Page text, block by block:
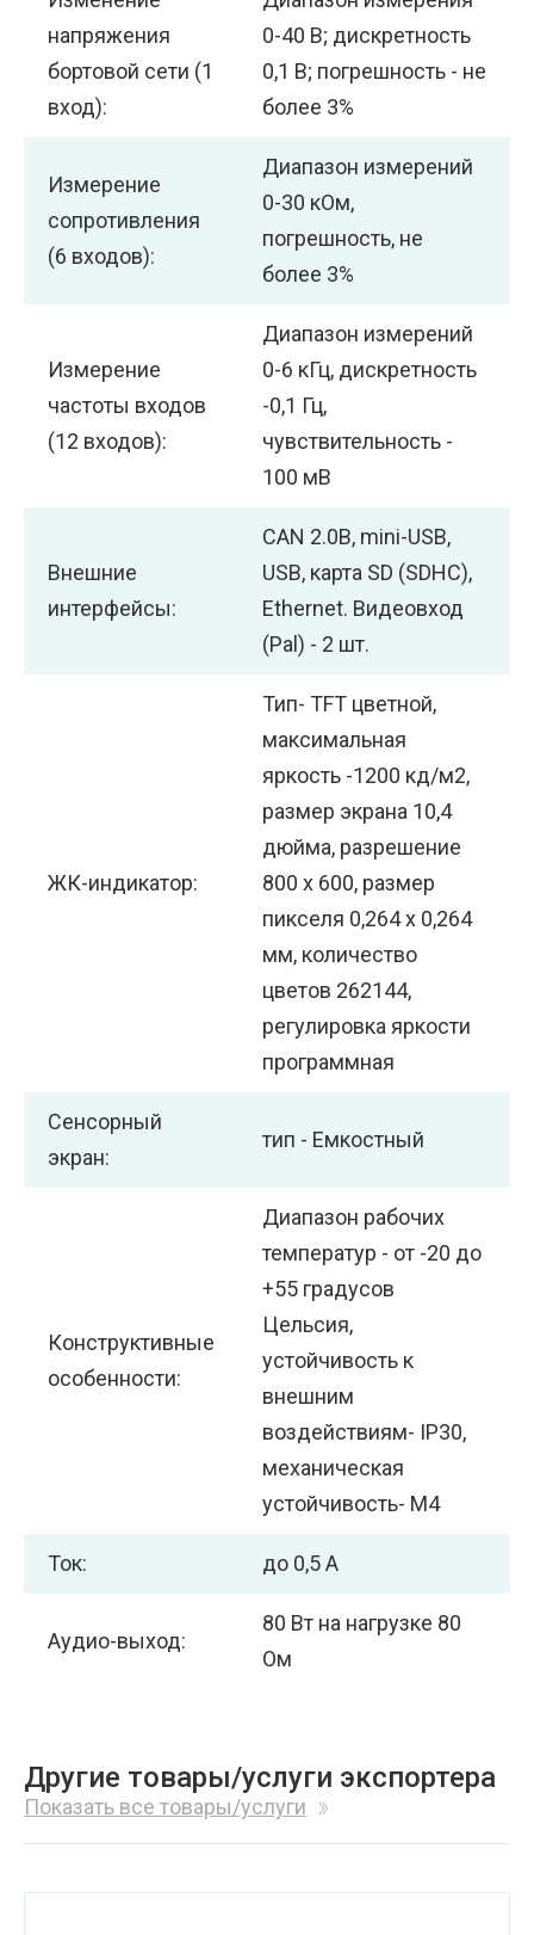
напряжения
бортовой сети (1
вход):
0-40 В; дискретность
0,1 В; погрешность - не
более 3%
Измерение
сопротивления
(6 входов):
Диапазон измерений
0-30 кОм,
погрешность, не
более 3%
Измерение
частоты входов
(12 входов):
Диапазон измерений
0-6 кГц, дискретность
-0,1 Гц,
чувствительность -
100 мВ
Внешние
интерфейсы:
CAN 2.0B, mini-USB,
USB, карта SD (SDHC),
Ethernet. Видеовход
(Pal) - 2 шт.
ЖК-индикатор:
Тип- TFT цветной,
максимальная
яркость -1200 кд/м2,
размер экрана 10,4
дюйма, разрешение
800 х 600, размер
пикселя 0,264 х 0,264
мм, количество
цветов 262144,
регулировка яркости
программная
Сенсорный
экран:
тип - Емкостный
Конструктивные
особенности:
Диапазон рабочих
температур - от -20 до
+55 градусов
Цельсия,
устойчивость к
внешним
воздействиям- IP30,
механическая
устойчивость- М4
Ток: до 0,5 А
Аудио-выход:
80 Вт на нагрузке 80
Ом
Другие товары/услуги экспортера
Показать все товары/услуги